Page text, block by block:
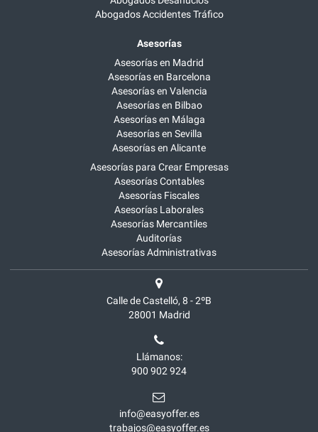
Abogados Accidentes Tráfico
Asesorías
Asesorías en Madrid
Asesorías en Barcelona
Asesorías en Valencia
Asesorías en Bilbao
Asesorías en Málaga
Asesorías en Sevilla
Asesorías en Alicante
Asesorías para Crear Empresas
Asesorías Contables
Asesorías Fiscales
Asesorías Laborales
Asesorías Mercantiles
Auditorías
Asesorías Administrativas
Calle de Castelló, 8 - 2ºB
28001 Madrid
Llámanos:
900 902 924
info@easyoffer.es
trabajos@easyoffer.es